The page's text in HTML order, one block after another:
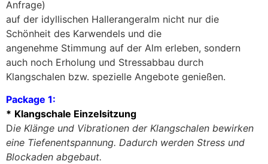
Anfrage)
auf der idyllischen Hallerangeralm nicht nur die
Schönheit des Karwendels und die
angenehme Stimmung auf der Alm erleben, sondern
auch noch Erholung und Stressabbau durch
Klangschalen bzw. spezielle Angebote genießen.
Package 1:
* Klangschale Einzelsitzung
Die Klänge und Vibrationen der Klangschalen bewirken
eine Tiefenentspannung. Dadurch werden Stress und
Blockaden abgebaut.